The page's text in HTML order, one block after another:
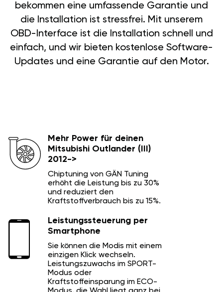
bekommen eine umfassende Garantie und
die Installation ist stressfrei. Mit unserem
OBD-Interface ist die Installation schnell und
einfach, und wir bieten kostenlose Software-
Updates und eine Garantie auf den Motor.
Mehr Power für deinen
Mitsubishi Outlander (III)
2012->
Chiptuning von GÄN Tuning
erhöht die Leistung bis zu 30%
und reduziert den
Kraftstoffverbrauch bis zu 15%.
Leistungssteuerung per
Smartphone
Sie können die Modis mit einem
einzigen Klick wechseln.
Leistungszuwachs im SPORT-
Modus oder
Kraftstoffeinsparung im ECO-